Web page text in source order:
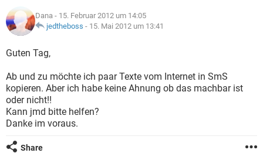
WHATSAPP TIKTOK
FACEBOOK
WINDOWS 10 INSTAGRAM
WHATSAPP
SPIELE STREAMING
ANDROID
WINDOWS 10
WHATSAPP TIKTOK
FACEBOOK
LEXIKON
SPIELE
WINDOWS 10 INSTAGRAM
WHATSAPP
FACEBOOK
Dana - 15. Februar 2012 um 14:05
jedtheboss - 15. Mai 2012 um 13:41
Guten Tag,
Ab und zu möchte ich paar Texte vom Internet in SmS
kopieren. Aber ich habe keine Ahnung ob das machbar ist
oder nicht!!
Kann jmd bitte helfen?
Danke im voraus.
Share